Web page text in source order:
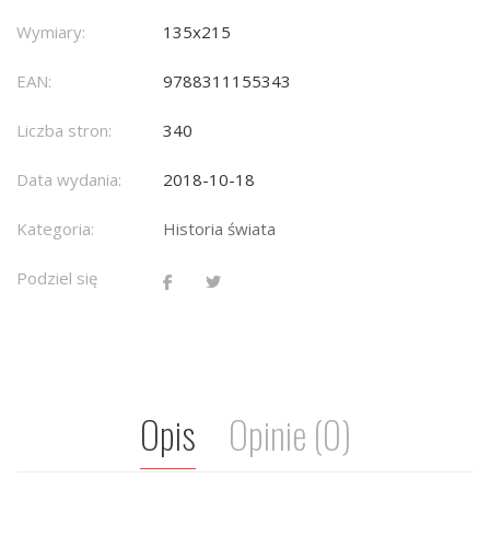
Wymiary: 135x215
EAN: 9788311155343
Liczba stron: 340
Data wydania: 2018-10-18
Kategoria: Historia świata
Podziel się
Opis Opinie (0)